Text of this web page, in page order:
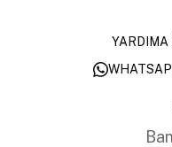
YARDIMA